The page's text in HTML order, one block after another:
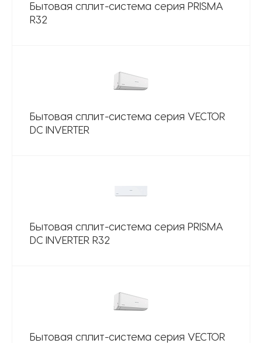
Бытовая сплит-система серия PRISMA
R32
Бытовая сплит-система серия VECTOR
DC INVERTER
Бытовая сплит-система серия PRISMA
DC INVERTER R32
Бытовая сплит-система серия VECTOR